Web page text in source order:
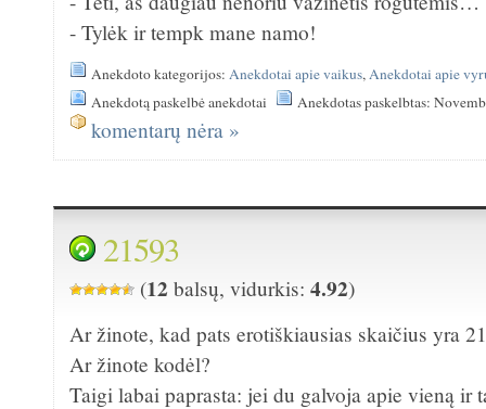
- Tylėk ir tempk mane namo!
Anekdoto kategorijos: Anekdotai apie vaikus, Anekdotai apie
Anekdotą paskelbė anekdotai
Anekdotas paskelbtas:
komentarų nėra »
21593
(12 balsų, vidurkis:4.92)
Ar žinote, kad pats erotiškiausias skaičius yra
Ar žinote kodėl?
Taigi labai paprasta: jei du galvoja apie vieną ir